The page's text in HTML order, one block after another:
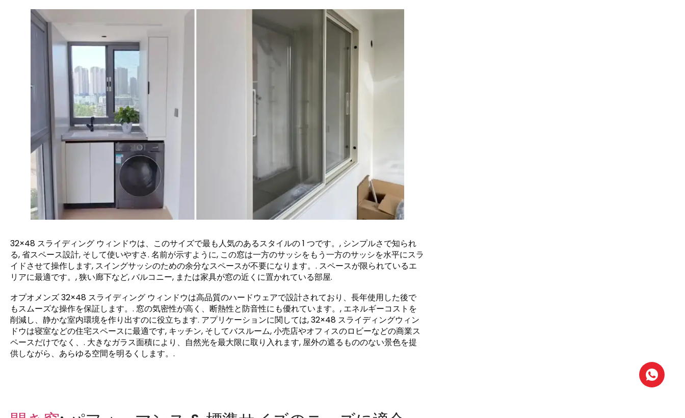
32×48 スライディング ウィンドウは、このサイズで最も人気のあるスタイルの 1 つです。, シンプルさで知られ
る, 省スペース設計, そして使いやすさ. 名前が示すように, この窓は一方のサッシをもう一方のサッシを水平にスラ
イドさせて操作します, スイングサッシのための余分なスペースが不要になります。. スペースが限られているエ
リアに最適です。, 狭い廊下など, バルコニー, または家具が窓の近くに置かれている部屋.
オプオメンズ 32×48 スライディング ウィンドウは高品質のハードウェアで設計されており、長年使用した後で
もスムーズな操作を保証します。. 窓の気密性が高く、断熱性と防音性にも優れています。, エネルギーコストを
削減し、静かな室内環境を作り出すのに役立ちます. アプリケーションに関しては, 32×48 スライディングウィン
ドウは寝室などの住宅スペースに最適です, キッチン, そしてバスルーム, 小売店やオフィスのロビーなどの商業ス
ペースだけでなく、. 大きなガラス面積により、自然光を最大限に取り入れます, 屋外の遮るもののない景色を提
供しながら、あらゆる空間を明るくします。.